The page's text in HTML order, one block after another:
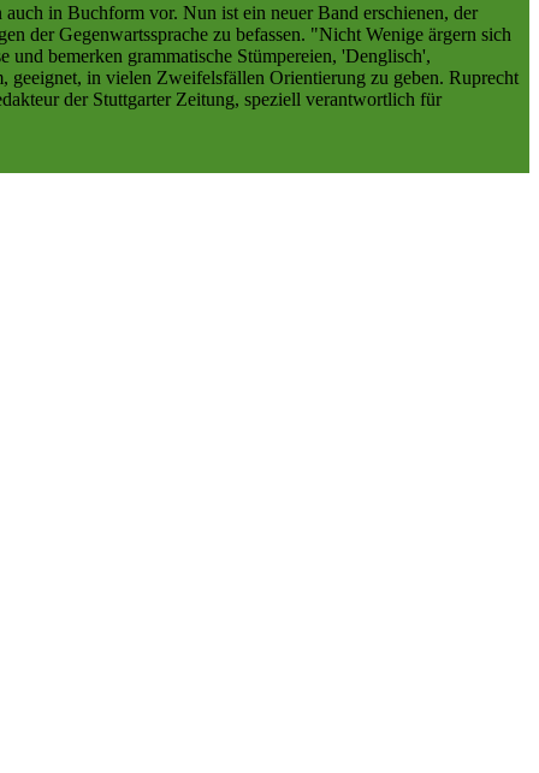
in Buchform vor. Nun ist ein neuer Band erschienen, der
der Gegenwartssprache zu befassen. "Nicht Wenige ärgern sich
und bemerken grammatische Stümpereien, 'Denglisch',
geeignet, in vielen Zweifelsfällen Orientierung zu geben. Ruprecht
der Stuttgarter Zeitung, speziell verantwortlich für